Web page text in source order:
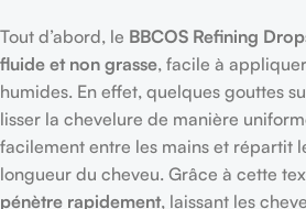
Tout d’abord, le BBCOS Refining
fluide et non grasse, facile à
humides. En effet, quelques gouttes
lisser la chevelure de manière
facilement entre les mains et répartit
longueur du cheveu. Grâce à cette
pénètre rapidement, laissant les